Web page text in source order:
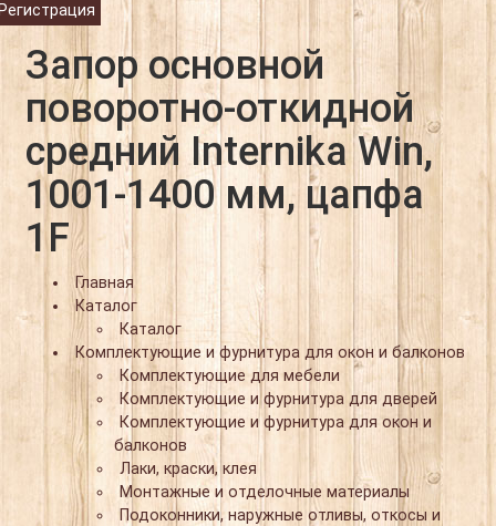
Запор основной
поворотно-откидной
средний Internika Win,
1001-1400 мм, цапфа
1F
Главная
Каталог
Каталог
Комплектующие и фурнитура для окон и балконов
Комплектующие для мебели
Комплектующие и фурнитура для дверей
Комплектующие и фурнитура для окон и
балконов
Лаки, краски, клея
Монтажные и отделочные материалы
Подоконники, наружные отливы, откосы и